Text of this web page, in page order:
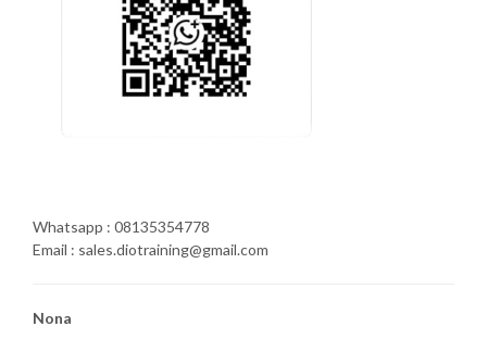
Whatsapp : 08135354778
Email : sales.diotraining@gmail.com
Nona